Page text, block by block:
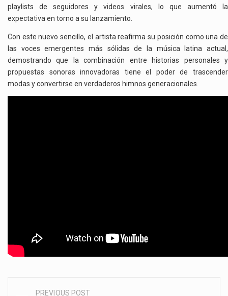
playlists de seguidores y videos virales, lo que aumentó la
expectativa en torno a su lanzamiento.
Con este nuevo sencillo, el artista reafirma su posición como una de
las voces emergentes más sólidas de la música latina actual,
demostrando que la combinación entre historias personales y
propuestas sonoras innovadoras tiene el poder de trascender
modas y convertirse en verdaderos himnos generacionales.
PREVIOUS POST